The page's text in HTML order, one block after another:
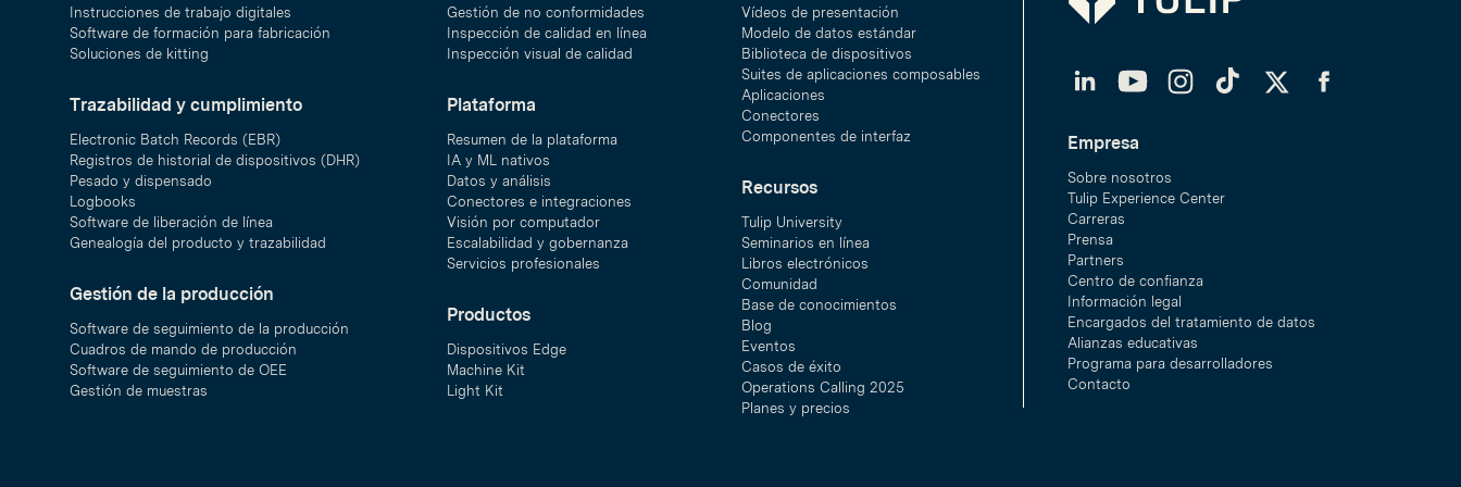
Instrucciones de trabajo digitales
Software de formación para fabricación
Soluciones de kitting
Trazabilidad y cumplimiento
Electronic Batch Records (EBR)
Registros de historial de dispositivos (DHR)
Pesado y dispensado
Logbooks
Software de liberación de línea
Genealogía del producto y trazabilidad
Gestión de la producción
Software de seguimiento de la producción
Cuadros de mando de producción
Software de seguimiento de OEE
Gestión de muestras
Gestión de no conformidades
Inspección de calidad en línea
Inspección visual de calidad
Plataforma
Resumen de la plataforma
IA y ML nativos
Datos y análisis
Conectores e integraciones
Visión por computador
Escalabilidad y gobernanza
Servicios profesionales
Productos
Dispositivos Edge
Machine Kit
Light Kit
Vídeos de presentación
Modelo de datos estándar
Biblioteca de dispositivos
Suites de aplicaciones composables
Aplicaciones
Conectores
Componentes de interfaz
Recursos
Tulip University
Seminarios en línea
Libros electrónicos
Comunidad
Base de conocimientos
Blog
Eventos
Casos de éxito
Operations Calling 2025
Planes y precios
LinkedInYouTubeInstagramTikTokTwitterFacebook
Empresa
Sobre nosotros
Tulip Experience Center
Carreras
Prensa
Partners
Centro de confianza
Información legal
Encargados del tratamiento de datos
Alianzas educativas
Programa para desarrolladores
Contacto